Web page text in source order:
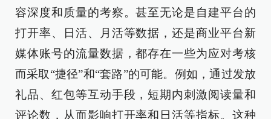
容深度和质量的考察。甚至无论是自建平台的
打开率、日活、月活等数据，还是商业平台新
媒体账号的流量数据，都存在一些为应对考核
而采取“捷径”和“套路”的可能。例如，通过发放
礼品、红包等互动手段，短期内刺激阅读量和
评论数，从而影响打开率和日活等指标。这种